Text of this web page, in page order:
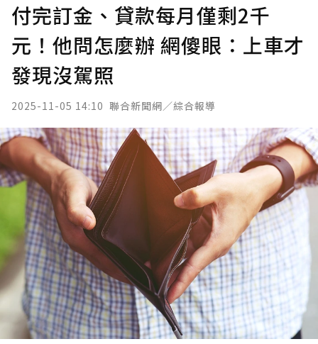
付完訂金、貸款每月僅剩2千
元！他問怎麼辦 網傻眼：上車才
發現沒駕照
2025-11-05 14:10 聯合新聞網／綜合報導